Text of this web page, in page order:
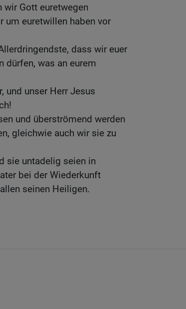
wir Gott euretwegen
um euretwillen haben vor
dass wir euer
dürfen, was an eurem
und unser Herr Jesus
und überströmend werden
gleichwie auch wir sie zu
sie untadelig seien in
bei der Wiederkunft
seinen Heiligen.